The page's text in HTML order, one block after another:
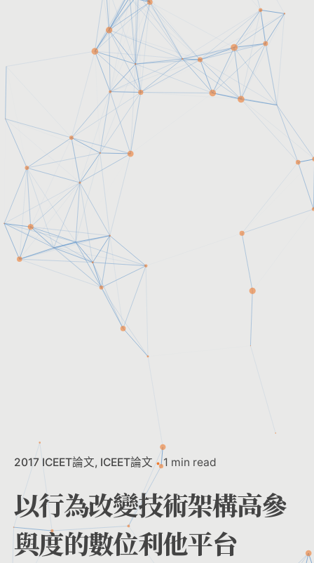
2017 ICEET論文 ICEET論文 1 min read
以行為改變技術架構高參
與度的數位利他平台